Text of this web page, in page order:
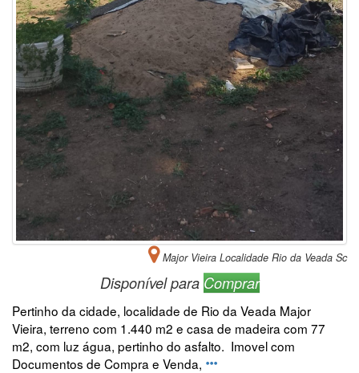
Major Vieira Localidade Rio da Veada Sc
Disponível para Comprar
Pertinho da cidade, localidade de Rio da Veada Major
Vieira, terreno com 1.440 m2 e casa de madeira com 77
m2, com luz água, pertinho do asfalto. Imovel com
Documentos de Compra e Venda,